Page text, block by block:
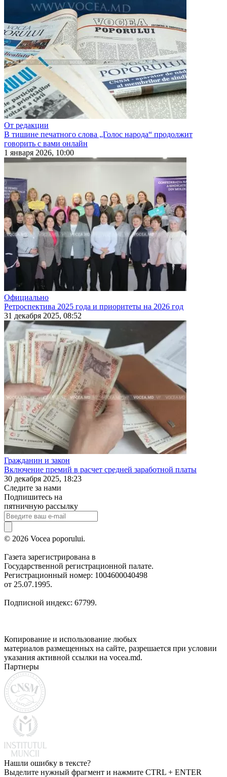
От редакции
В тишине печатного слова „Голос народа“ продолжит
говорить с вами онлайн
1 января 2026, 10:00
Официально
Ретроспектива 2025 года и приоритеты на 2026 год
31 декабря 2025, 08:52
Гражданин и закон
Включение премий в расчет средней заработной платы
30 декабря 2025, 18:23
Следите за нами
Подпишитесь на
пятничную рассылку
© 2026 Vocea poporului.
Газета зарегистрирована в
Государственной регистрационной палате.
Регистрационный номер: 1004600040498
от 25.07.1995.
Подписной индекс: 67799.
Копирование и использование любых
материалов размещенных на сайте, разрешается при условии
указания активной ссылки на vocea.md.
Партнеры
Нашли ошибку в тексте?
Выделите нужный фрагмент и нажмите CTRL + ENTER